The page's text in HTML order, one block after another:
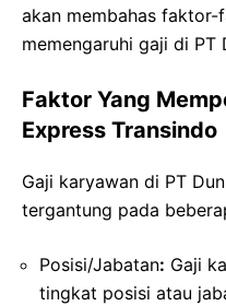
akan membahas
memengaruhi gaji di PT
Faktor Yang
Express Transindo
Gaji karyawan di PT
tergantung pada
Posisi/Jabatan: Gaji
tingkat posisi atau